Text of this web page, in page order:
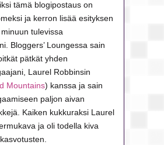
tämä blogipostaus on
ja kerron lisää esityksen
tulevissa
Bloggers’ Loungessa sain
pätkät yhden
Laurel Robbinsin
Mountains) kanssa ja sain
paljon aivan
Kaiken kukkuraksi Laurel
ja oli todella kiva